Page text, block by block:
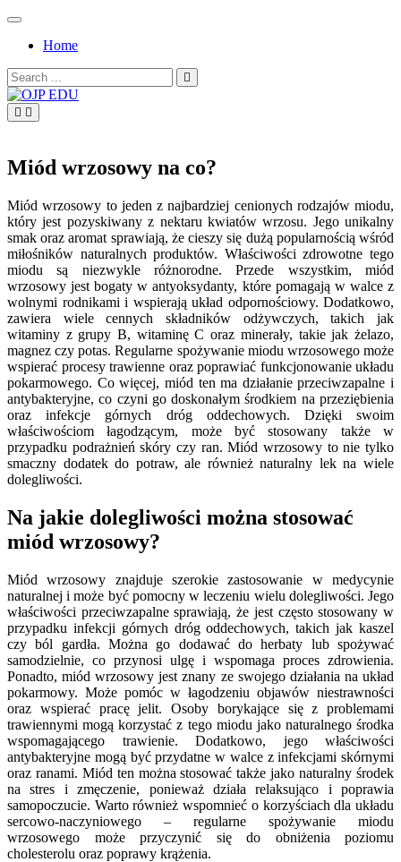
Skip
contentHome
Search
for:
Miód wrzosowy na co?
Miód wrzosowy to jeden z najbardziej cenionych rodzajów miodu,
który jest pozyskiwany z nektaru kwiatów wrzosu. Jego unikalny
smak oraz aromat sprawiają, że cieszy się dużą popularnością wśród
miłośników naturalnych produktów. Właściwości zdrowotne tego
miodu są niezwykle różnorodne. Przede wszystkim, miód
wrzosowy jest bogaty w antyoksydanty, które pomagają w walce z
wolnymi rodnikami i wspierają układ odpornościowy. Dodatkowo,
zawiera wiele cennych składników odżywczych, takich jak
witaminy z grupy B, witaminę C oraz minerały, takie jak żelazo,
magnez czy potas. Regularne spożywanie miodu wrzosowego może
wspierać procesy trawienne oraz poprawiać funkcjonowanie układu
pokarmowego. Co więcej, miód ten ma działanie przeciwzapalne i
antybakteryjne, co czyni go doskonałym środkiem na przeziębienia
oraz infekcje górnych dróg oddechowych. Dzięki swoim
właściwościom łagodzącym, może być stosowany także w
przypadku podrażnień skóry czy ran. Miód wrzosowy to nie tylko
smaczny dodatek do potraw, ale również naturalny lek na wiele
dolegliwości.
Na jakie dolegliwości można stosować
miód wrzosowy?
Miód wrzosowy znajduje szerokie zastosowanie w medycynie
naturalnej i może być pomocny w leczeniu wielu dolegliwości. Jego
właściwości przeciwzapalne sprawiają, że jest często stosowany w
przypadku infekcji górnych dróg oddechowych, takich jak kaszel
czy ból gardła. Można go dodawać do herbaty lub spożywać
samodzielnie, co przynosi ulgę i wspomaga proces zdrowienia.
Ponadto, miód wrzosowy jest znany ze swojego działania na układ
pokarmowy. Może pomóc w łagodzeniu objawów niestrawności
oraz wspierać pracę jelit. Osoby borykające się z problemami
trawiennymi mogą korzystać z tego miodu jako naturalnego środka
wspomagającego trawienie. Dodatkowo, jego właściwości
antybakteryjne mogą być przydatne w walce z infekcjami skórnymi
oraz ranami. Miód ten można stosować także jako naturalny środek
na stres i zmęczenie, ponieważ działa relaksująco i poprawia
samopoczucie. Warto również wspomnieć o korzyściach dla układu
sercowo-naczyniowego – regularne spożywanie miodu
wrzosowego może przyczynić się do obniżenia poziomu
cholesterolu oraz poprawy krążenia.